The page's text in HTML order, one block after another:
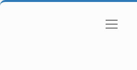
Gizlilik Politikası
menüyü